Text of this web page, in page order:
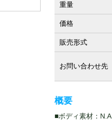
重量
価格
販売形式
お問い合わせ先
概要
■ボディ素材：N.A